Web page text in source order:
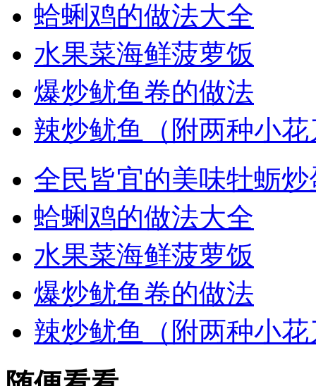
蛤蜊鸡的做法大全
水果菜海鲜菠萝饭
爆炒鱿鱼卷的做法
辣炒鱿鱼（附两种小
全民皆宜的美味牡蛎炒
蛤蜊鸡的做法大全
水果菜海鲜菠萝饭
爆炒鱿鱼卷的做法
辣炒鱿鱼（附两种小